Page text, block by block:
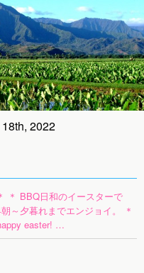
2022
＊ BBQ日和のイースターで
～夕暮れまでエンジョイ。 ＊
easter! …